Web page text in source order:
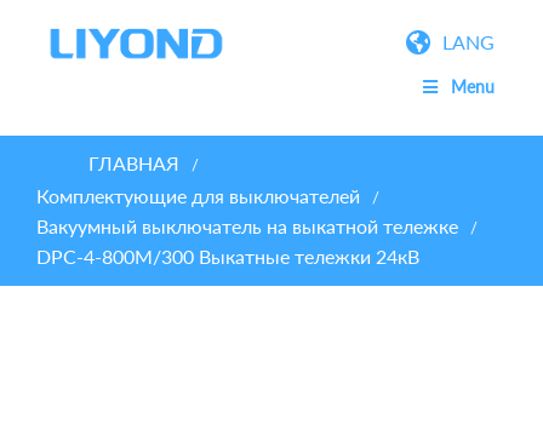
LANG
Menu
ГЛАВНАЯ /
Комплектующие для выключателей /
Вакуумный выключатель на выкатной тележке /
DPC-4-800M/300 Выкатные тележки 24кВ